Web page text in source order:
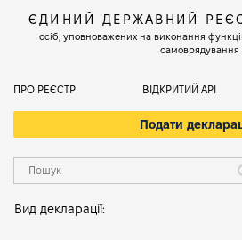
ЄДИНИЙ ДЕРЖАВНИЙ
осіб, уповноважених на виконання
самоврядування
ПРО РЕЄСТР ВІДКРИТИЙ АРІ
Подати
Вид декларації: